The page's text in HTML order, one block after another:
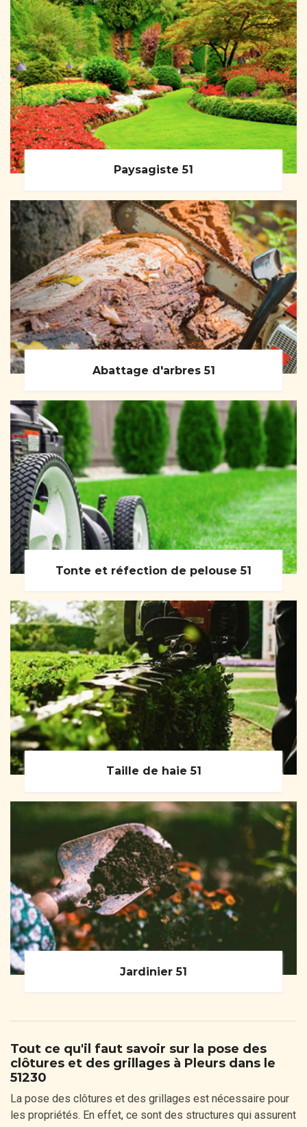
Paysagiste 51
Abattage d'arbres 51
Tonte et réfection de pelouse 51
Taille de haie 51
Jardinier 51
Tout ce qu'il faut savoir sur la pose des
clôtures et des grillages à Pleurs dans le
51230
La pose des clôtures et des grillages est nécessaire pour
les propriétés. En effet, ce sont des structures qui assurent